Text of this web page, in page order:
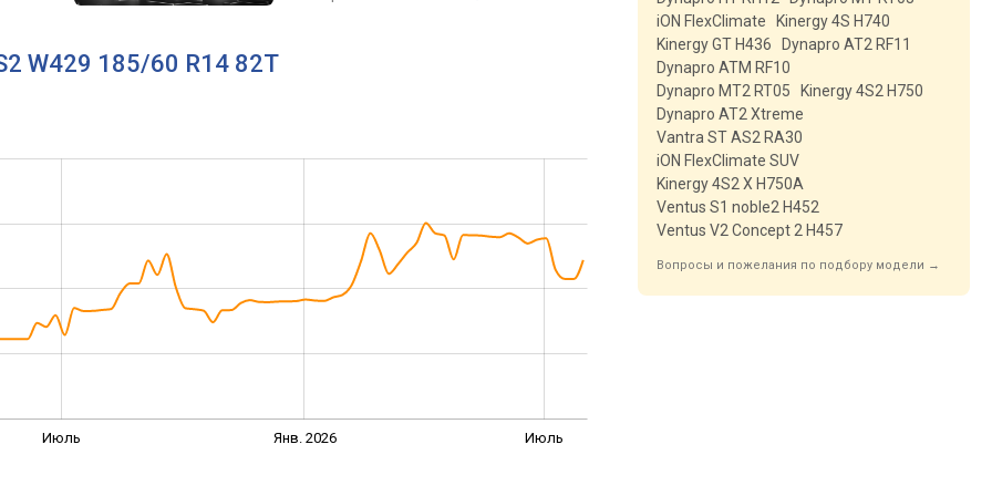
W429 185/60 R14 82T
Июль Янв. 2026 Июль
iON FlexClimate
Kinergy 4S H740
Kinergy GT H436
Dynapro AT2 RF11
Dynapro ATM RF10
Dynapro MT2 RT05
Kinergy 4S2 H750
Dynapro AT2 Xtreme
Vantra ST AS2 RA30
iON FlexClimate SUV
Kinergy 4S2 X H750A
Ventus S1 noble2 H452
Ventus V2 Concept 2 H457
Вопросы и пожелания по подбору модели →